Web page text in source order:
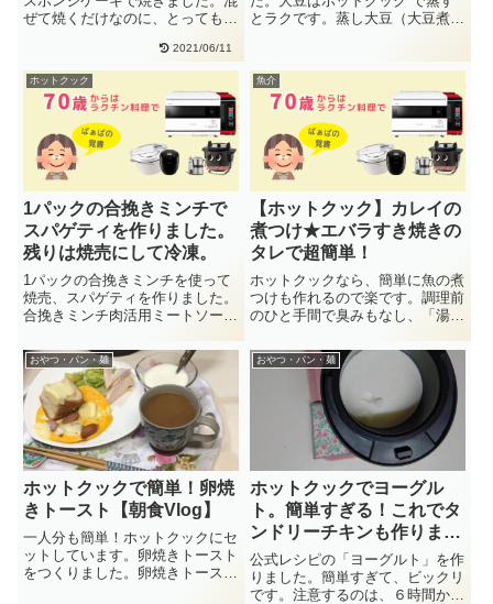
ぜて焼くだけなのに、とっても簡
2021/06/11
とラクです。蒸し大豆（大豆煮）
ホットクック
1パックの合挽きミンチで
スパゲティを作りました。
残りは焼売にして冷凍。
1パックの合挽きミンチを使って
焼売、スパゲティを作りました。
合挽きミンチ肉活用ミートソース
ぎ・・
魚介
【ホットクック】カレイの
煮つけ★エバラすき焼きの
タレで超簡単！
ホットクックなら、簡単に魚の煮
つけも作れるので楽です。調理前
のひと手間で臭みもなし、「湯通
イ、・・
おやつ・パン・麺
ホットクックで簡単！卵焼
きトースト【朝食Vlog】
一人分も簡単！ホットクックにセ
ットしています。卵焼きトースト
をつくりました。卵焼きトースト
おやつ・パン・麺
ホットクックでヨーグル
ト。簡単すぎる！これでタ
ンドリーチキンも作りまし
た。
公式レシピの「ヨーグルト」を作
りました。簡単すぎて、ビックリ
です。注意するのは、６時間かか